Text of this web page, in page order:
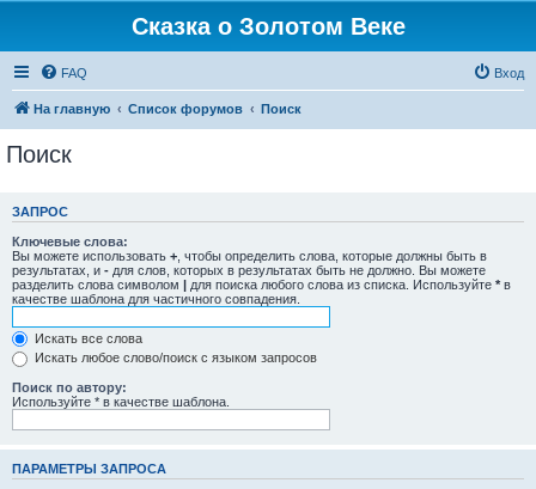
Сказка о Золотом Веке
FAQ Вход
На главную Список форумов Поиск
Поиск
ЗАПРОС
Ключевые слова:
Вы можете использовать + , чтобы определить слова, которые должны быть в
результатах, и - для слов, которых в результатах быть не должно. Вы можете
разделить слова символом | для поиска любого слова из списка. Используйте * в
качестве шаблона для частичного совпадения.
Искать все слова
Искать любое слово/поиск с языком запросов
Поиск по автору:
Используйте * в качестве шаблона.
ПАРАМЕТРЫ ЗАПРОСА